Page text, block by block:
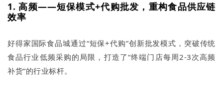
1. 高频——短保模式+代购批发，重构食品供应链
效率
好得家国际食品城通过“短保+代购”创新批发模式，突破传统
食品行业低频采购的局限，打造了“终端门店每周2-3次高频
补货”的行业标杆。